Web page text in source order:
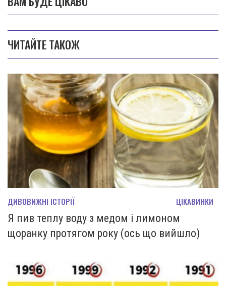
ЧИТАЙТЕ ТАКОЖ
ДИВОВИЖНІ ІСТОРІЇ ЦІКАВИНКИ
Я пив теплу воду з медом і лимоном
щоранку протягом року (ось що вийшло)